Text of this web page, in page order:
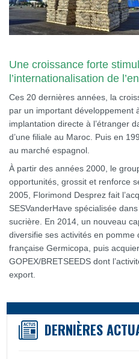
Une croissance forte
l’internationalisation de
Ces 20 dernières années, la
par un important développement
implantation directe à l’étranger
d’une filiale au Maroc. Puis en
au marché espagnol.
À partir des années 2000, le
opportunités, grossit et renforce
2005, Florimond Desprez fait
SESVanderHave spécialisée
sucrière. En 2014, un nouveau
diversifie ses activités en
française Germicopa, puis
GOPEX/BRETSEEDS dont
export.
DERNIÈRES